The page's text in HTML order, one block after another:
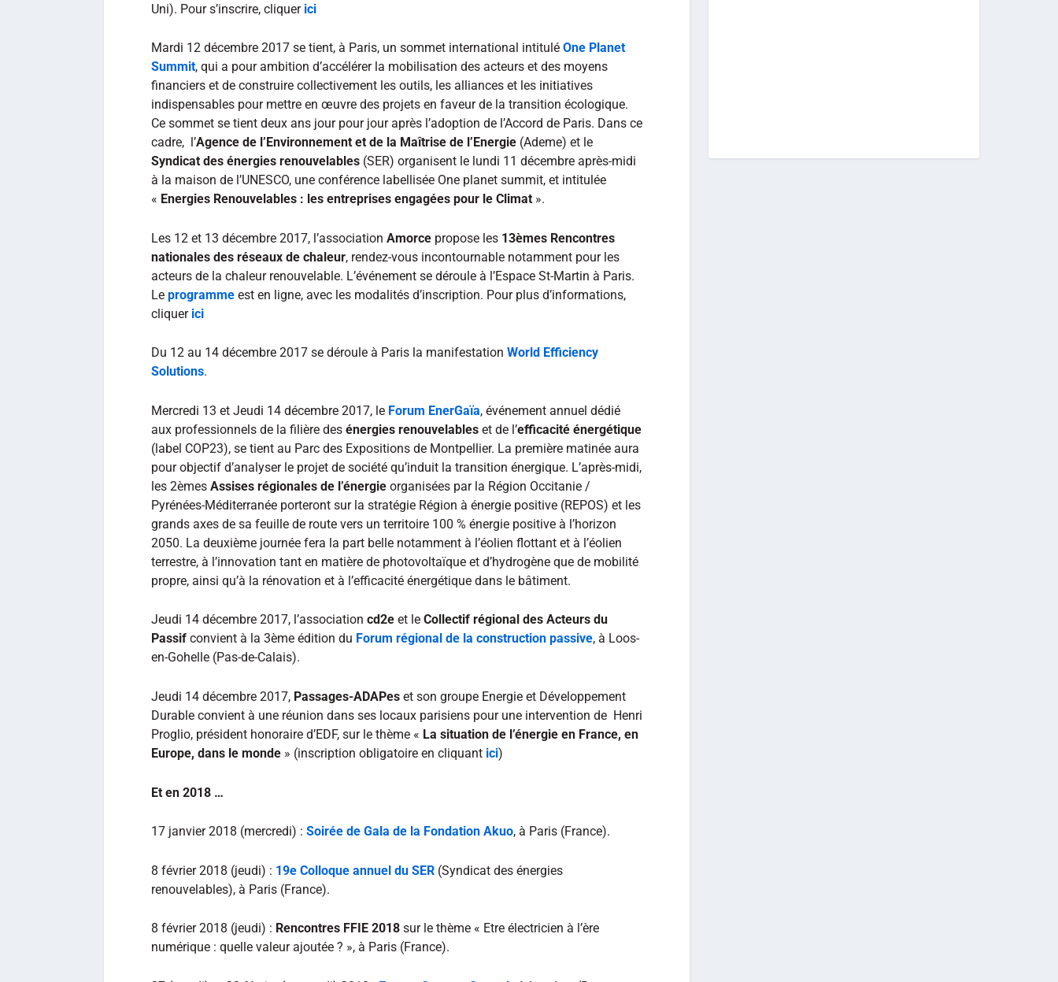
Uni). Pour s’inscrire, cliquer ici
Mardi 12 décembre 2017 se tient, à Paris, un sommet international intitulé One Planet
Summit, qui a pour ambition d’accélérer la mobilisation des acteurs et des moyens
financiers et de construire collectivement les outils, les alliances et les initiatives
indispensables pour mettre en œuvre des projets en faveur de la transition écologique.
Ce sommet se tient deux ans jour pour jour après l’adoption de l’Accord de Paris. Dans ce
cadre, l’Agence de l’Environnement et de la Maîtrise de l’Energie (Ademe) et le
Syndicat des énergies renouvelables (SER) organisent le lundi 11 décembre après-midi
à la maison de l’UNESCO, une conférence labellisée One planet summit, et intitulée
« Energies Renouvelables : les entreprises engagées pour le Climat ».
Les 12 et 13 décembre 2017, l’association Amorce propose les 13èmes Rencontres
nationales des réseaux de chaleur, rendez-vous incontournable notamment pour les
acteurs de la chaleur renouvelable. L’événement se déroule à l’Espace St-Martin à Paris.
Le programme est en ligne, avec les modalités d’inscription. Pour plus d’informations,
cliquer ici
Du 12 au 14 décembre 2017 se déroule à Paris la manifestation World Efficiency
Solutions.
Mercredi 13 et Jeudi 14 décembre 2017, le Forum EnerGaïa, événement annuel dédié
aux professionnels de la filière des énergies renouvelables et de l’efficacité énergétique
(label COP23), se tient au Parc des Expositions de Montpellier. La première matinée aura
pour objectif d’analyser le projet de société qu’induit la transition énergique. L’après-midi,
les 2èmes Assises régionales de l’énergie organisées par la Région Occitanie /
Pyrénées-Méditerranée porteront sur la stratégie Région à énergie positive (REPOS) et les
grands axes de sa feuille de route vers un territoire 100 % énergie positive à l’horizon
2050. La deuxième journée fera la part belle notamment à l’éolien flottant et à l’éolien
terrestre, à l’innovation tant en matière de photovoltaïque et d’hydrogène que de mobilité
propre, ainsi qu’à la rénovation et à l’efficacité énergétique dans le bâtiment.
Jeudi 14 décembre 2017, l’association cd2e et le Collectif régional des Acteurs du
Passif convient à la 3ème édition du Forum régional de la construction passive, à Loos-
en-Gohelle (Pas-de-Calais).
Jeudi 14 décembre 2017, Passages-ADAPes et son groupe Energie et Développement
Durable convient à une réunion dans ses locaux parisiens pour une intervention de Henri
Proglio, président honoraire d’EDF, sur le thème « La situation de l’énergie en France, en
Europe, dans le monde » (inscription obligatoire en cliquant ici)
Et en 2018 …
17 janvier 2018 (mercredi) : Soirée de Gala de la Fondation Akuo, à Paris (France).
8 février 2018 (jeudi) : 19e Colloque annuel du SER (Syndicat des énergies
renouvelables), à Paris (France).
8 février 2018 (jeudi) : Rencontres FFIE 2018 sur le thème « Etre électricien à l’ère
numérique : quelle valeur ajoutée ? », à Paris (France).